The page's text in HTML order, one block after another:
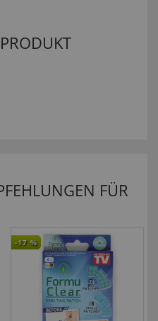
FÜR
-17 %